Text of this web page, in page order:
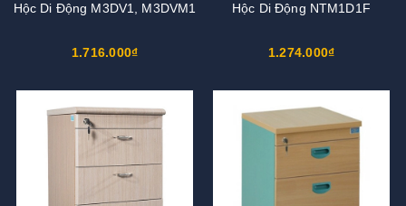
Hộc Di Động M3DV1, M3DVM1
1.716.000₫
Hộc Di Động NTM1D1F
1.274.000₫